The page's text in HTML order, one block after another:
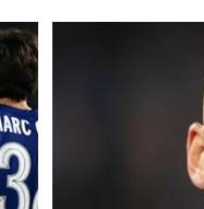
в финале
Стэнли повторил
Марио Лемье
Эдмонтона, шайба
и два овертайма -
вторая игра
Кубка Стэнли